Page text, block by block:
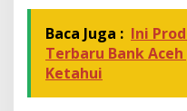
Baca Juga : Ini
Terbaru Bank
Ketahui